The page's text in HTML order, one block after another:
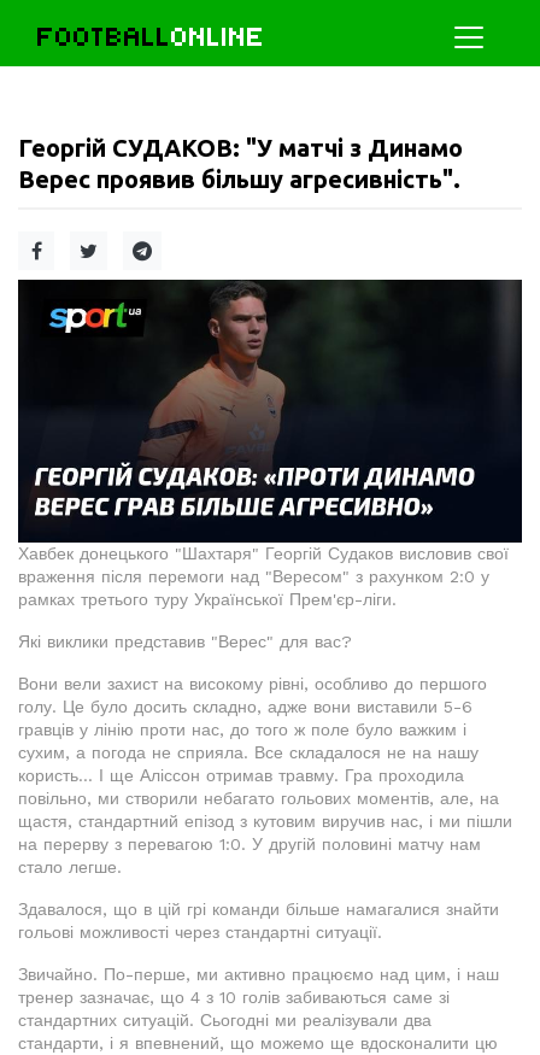
FOOTBALLONLINE
Георгій СУДАКОВ: "У матчі з Динамо
Верес проявив більшу агресивність".
Хавбек донецького "Шахтаря" Георгій Судаков висловив свої
враження після перемоги над "Вересом" з рахунком 2:0 у
рамках третього туру Української Прем'єр-ліги.
Які виклики представив "Верес" для вас?
Вони вели захист на високому рівні, особливо до першого
голу. Це було досить складно, адже вони виставили 5-6
гравців у лінію проти нас, до того ж поле було важким і
сухим, а погода не сприяла. Все складалося не на нашу
користь... І ще Аліссон отримав травму. Гра проходила
повільно, ми створили небагато гольових моментів, але, на
щастя, стандартний епізод з кутовим виручив нас, і ми пішли
на перерву з перевагою 1:0. У другій половині матчу нам
стало легше.
Здавалося, що в цій грі команди більше намагалися знайти
гольові можливості через стандартні ситуації.
Звичайно. По-перше, ми активно працюємо над цим, і наш
тренер зазначає, що 4 з 10 голів забиваються саме зі
стандартних ситуацій. Сьогодні ми реалізували два
стандарти, і я впевнений, що можемо ще вдосконалити цю